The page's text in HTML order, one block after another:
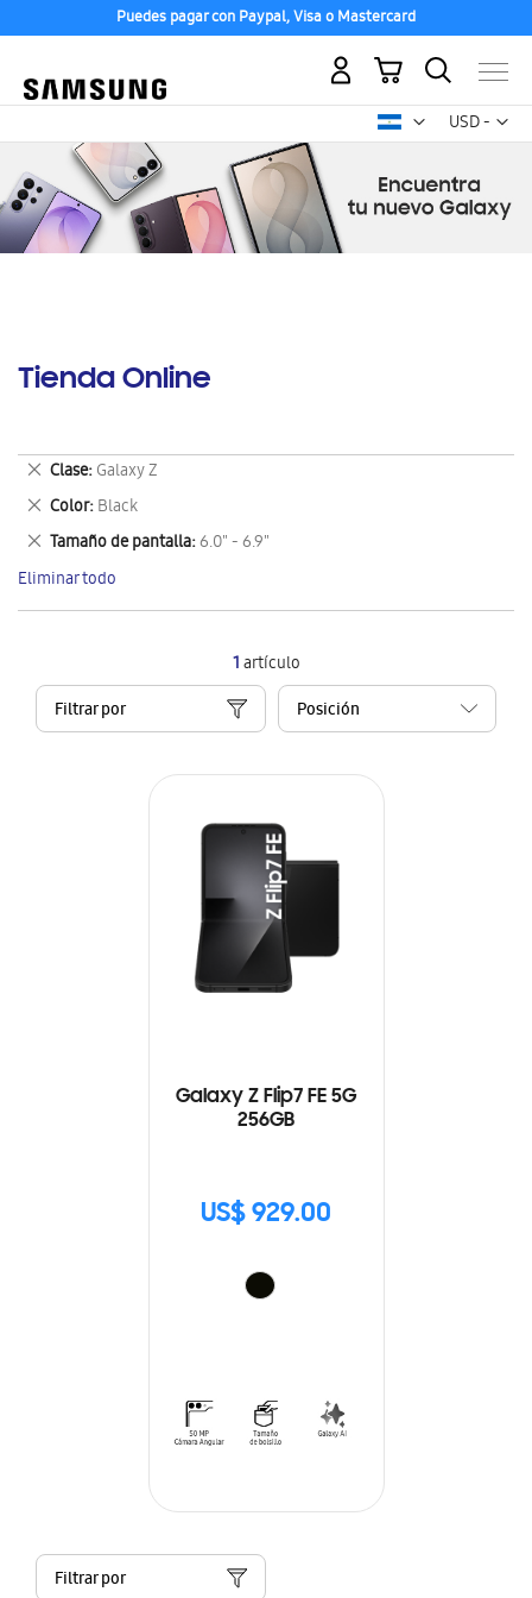
Puedes pagar con Paypal, Visa o Mastercard
USD -
dólar
Mi carrito
Tienda Online
1artículo
Filtrar por
Galaxy Z Flip7 FE 5G
256GB
US$ 929.00
Filtrar por
Clase Galaxy Z
Eliminar
este
artículo
Color Black
Eliminar
este
artículo
Tamaño de pantalla 6.0" - 6.9"
Eliminar
este
artículo
Eliminar todo